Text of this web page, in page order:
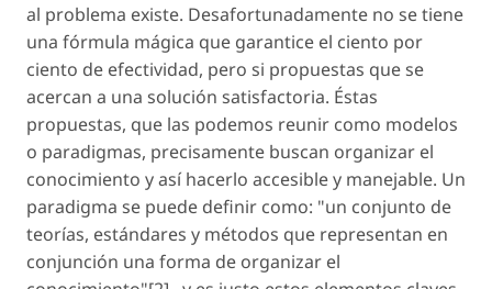
al problema existe. Desafortunadamente no se tiene
una fórmula mágica que garantice el ciento por
ciento de efectividad, pero si propuestas que se
acercan a una solución satisfactoria. Éstas
propuestas, que las podemos reunir como modelos
o paradigmas, precisamente buscan organizar el
conocimiento y así hacerlo accesible y manejable. Un
paradigma se puede definir como: "un conjunto de
teorías, estándares y métodos que representan en
conjunción una forma de organizar el